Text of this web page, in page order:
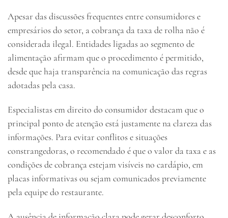
Apesar das discussões frequentes entre consumidores e
empresários do setor, a cobrança da taxa de rolha não é
considerada ilegal. Entidades ligadas ao segmento de
alimentação afirmam que o procedimento é permitido,
desde que haja transparência na comunicação das regras
adotadas pela casa.
Especialistas em direito do consumidor destacam que o
principal ponto de atenção está justamente na clareza das
informações. Para evitar conflitos e situações
constrangedoras, o recomendado é que o valor da taxa e as
condições de cobrança estejam visíveis no cardápio, em
placas informativas ou sejam comunicados previamente
pela equipe do restaurante.